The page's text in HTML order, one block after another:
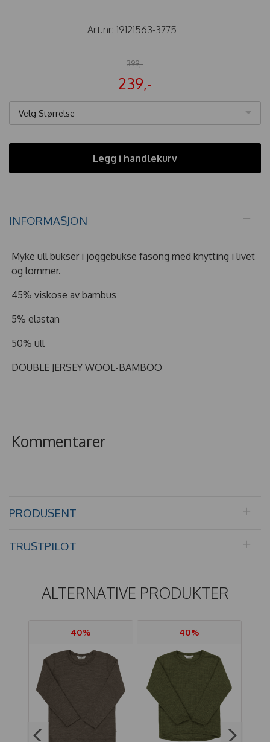
Art.nr: 19121563-3775
399,-
239,-
Velg Størrelse
Legg i handlekurv
INFORMASJON
Myke ull bukser i joggebukse fasong med knytting i livet
og lommer.
45% viskose av bambus
5% elastan
50% ull
DOUBLE JERSEY WOOL-BAMBOO
Kommentarer
PRODUSENT
TRUSTPILOT
ALTERNATIVE PRODUKTER
40% 40%